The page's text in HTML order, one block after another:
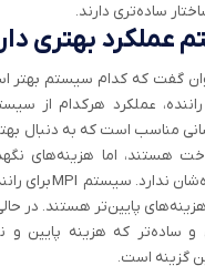
ساده‌تری دارند.
عملکرد بهتری
گفت که کدام سیستم بهتر
عملکرد هرکدام از
مناسب است که به دنبال
هستند، اما هزینه‌های
ندارد. سیستم MPIبرای
پایین‌تر هستند. در
ساده‌تر که هزینه پایین و
گزینه است.